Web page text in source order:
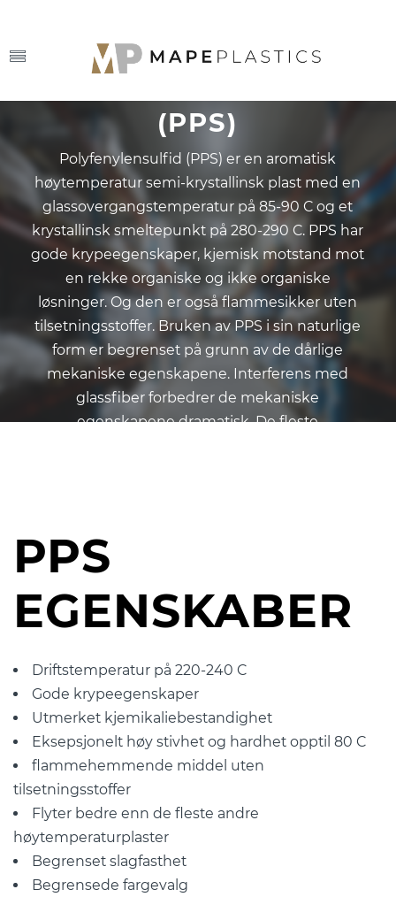
OUR MATERIALS
(PPS)
Polyfenylensulfid (PPS) er en aromatisk
høytemperatur semi-krystallinsk plast med en
glassovergangstemperatur på 85-90 C og et
krystallinsk smeltepunkt på 280-290 C. PPS har
gode krypeegenskaper, kjemisk motstand mot
en rekke organiske og ikke organiske
løsninger. Og den er også flammesikker uten
tilsetningsstoffer. Bruken av PPS i sin naturlige
form er begrenset på grunn av de dårlige
mekaniske egenskapene. Interferens med
glassfiber forbedrer de mekaniske
egenskapene dramatisk. De fleste
PPS
EGENSKABER
Driftstemperatur på 220-240 C
Gode krypeegenskaper
Utmerket kjemikaliebestandighet
Eksepsjonelt høy stivhet og hardhet opptil 80 C
flammehemmende middel uten
tilsetningsstoffer
Flyter bedre enn de fleste andre
høytemperaturplaster
Begrenset slagfasthet
Begrensede fargevalg